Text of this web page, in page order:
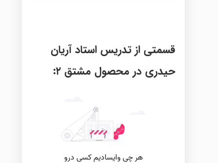
قسمتی از تدریس استاد آریان
حیدری در محصول مشتق ۲: